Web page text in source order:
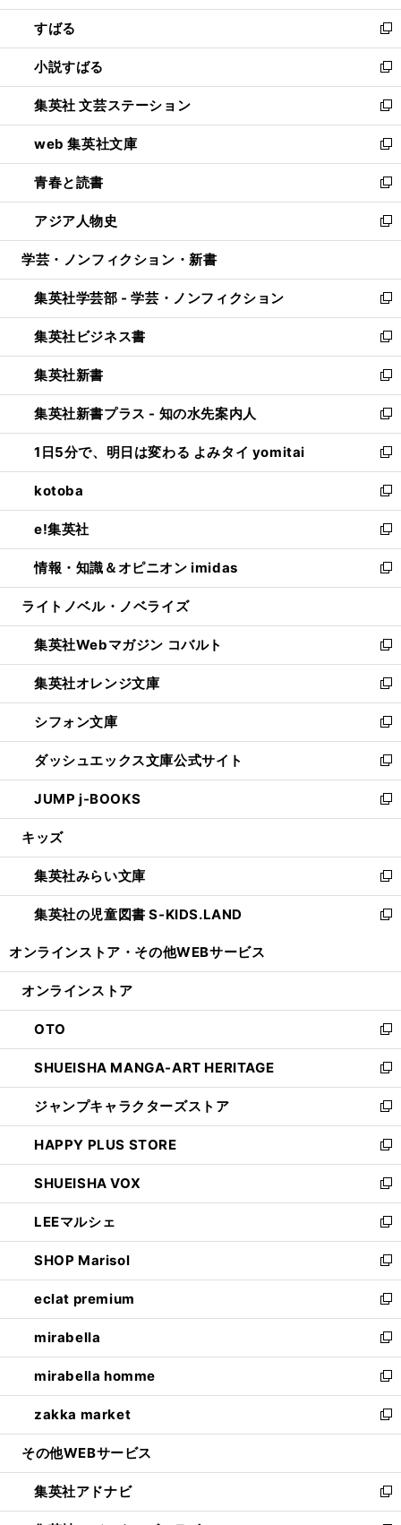
開
く
ウ
で
開
く
ン
ド
ウ
で
開
く
すばる
新
し
い
ウ
ィ
ン
ド
ウ
で
開
く
小説すばる
新
し
い
ウ
ィ
ン
ド
ウ
で
開
集英社 文芸ステーション
新
し
い
ウ
ィ
ン
ド
ウ
開
く
web 集英社文庫
新
し
い
ウ
ィ
ン
ウ
で
開
く
青春と読書
新
し
い
ウ
ン
ド
ウ
で
開
く
アジア人物史
新
し
ウ
ィ
ン
ド
ウ
で
開
く
学芸・ノンフィクション・新書
集英社学芸部 - 学芸・ノンフィクション
新
し
い
ウ
ィ
ン
ド
ウ
で
開
く
集英社ビジネス書
新
し
い
ウ
ィ
ン
ド
ウ
で
開
く
集英社新書
新
し
い
ウ
ィ
ン
ド
ウ
で
開
く
集英社新書プラス - 知の水先案内人
新
し
い
ウ
ィ
ン
ド
ウ
で
開
1日5分で、明日は変わる よみタイ yomitai
新
し
い
ウ
ィ
ン
ド
ウ
開
く
kotoba
新
し
い
ウ
ィ
ン
ウ
で
開
く
e!集英社
新
し
い
ウ
ン
ド
ウ
で
開
く
情報・知識＆オピニオン imidas
新
し
ウ
ィ
ン
ド
ウ
で
開
く
ライトノベル・ノベライズ
集英社Webマガジン コバルト
新
し
い
ウ
ィ
ン
ド
ウ
で
開
集英社オレンジ文庫
新
し
い
ウ
ィ
ン
ド
ウ
開
く
シフォン文庫
新
し
い
ウ
ィ
ン
ウ
で
開
く
ダッシュエックス文庫公式サイト
新
し
い
ウ
ン
ド
ウ
で
JUMP j-BOOKS
新
し
ウ
ィ
ン
ド
開
キッズ
集英社みらい文庫
新
し
い
ン
ウ
で
開
く
集英社の児童図書 S-KIDS.LAND
新
ウ
ン
ド
ウ
で
開
く
オンラインストア・ その他WEBサービス
オンラインストア
OTO
新
し
い
ウ
ィ
ン
ド
ウ
で
開
く
SHUEISHA MANGA-ART HERITAGE
新
し
い
ウ
ィ
ン
ド
ウ
で
開
く
ジャンプキャラクターズストア
新
し
い
ウ
ィ
ン
ド
ウ
で
開
く
HAPPY PLUS STORE
新
し
い
ウ
ィ
ン
ド
ウ
で
開
く
SHUEISHA VOX
新
し
い
ウ
ィ
ン
ド
ウ
で
開
く
LEEマルシェ
新
し
い
ウ
ィ
ン
ド
ウ
で
開
く
SHOP Marisol
新
し
い
ウ
ィ
ン
ド
ウ
で
開
eclat premium
新
し
い
ウ
ィ
ン
ド
ウ
開
く
mirabella
新
し
い
ウ
ィ
ン
ウ
で
開
mirabella homme
新
し
い
ウ
ン
ド
ウ
zakka market
新
し
ウ
ィ
ン
その他WEBサービス
集英社アドナビ
新
し